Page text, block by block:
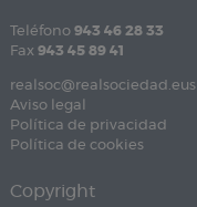
Teléfono 943 46 28 33
Fax 943 45 89 41
realsoc@realsociedad.eus
Aviso legal
Política de privacidad
Política de cookies
Copyright